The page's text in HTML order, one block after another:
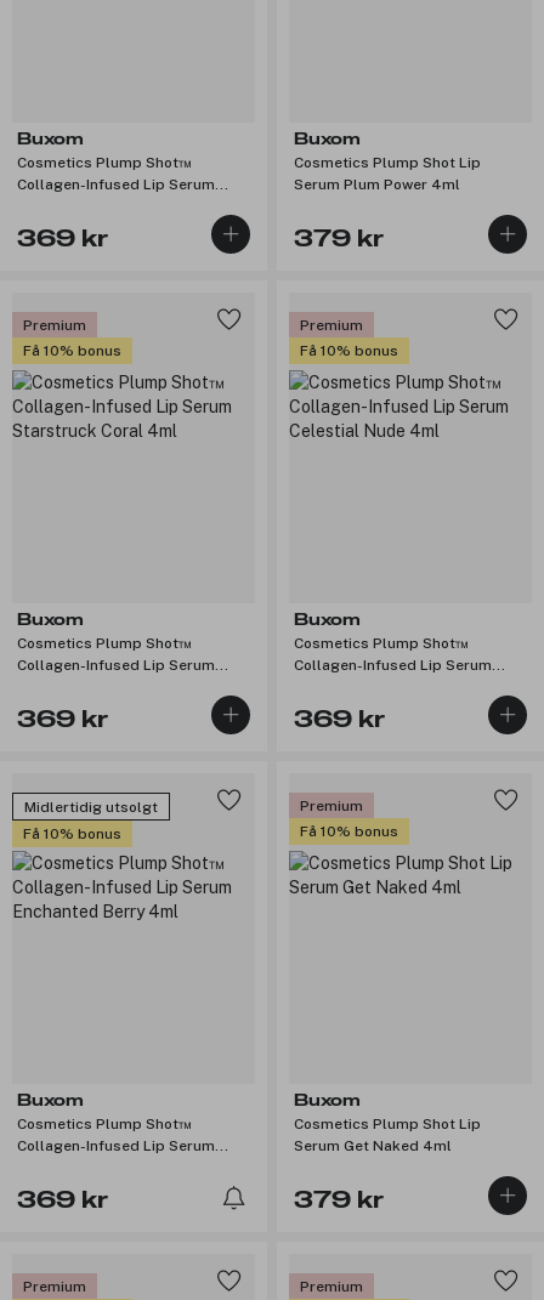
Buxom
Cosmetics Plump Shot™
Collagen-Infused Lip Serum
369 kr
Buxom
Cosmetics Plump Shot Lip
Serum Plum Power 4ml
379 kr
Premium
Få 10% bonus
Buxom
Cosmetics Plump Shot™
Collagen-Infused Lip Serum
369 kr
Premium
Få 10% bonus
Buxom
Cosmetics Plump Shot™
Collagen-Infused Lip Serum
369 kr
Midlertidig utsolgt
Få 10% bonus
Buxom
Cosmetics Plump Shot™
Collagen-Infused Lip Serum
369 kr
Premium
Få 10% bonus
Buxom
Cosmetics Plump Shot Lip
Serum Get Naked 4ml
379 kr
Premium
Premium